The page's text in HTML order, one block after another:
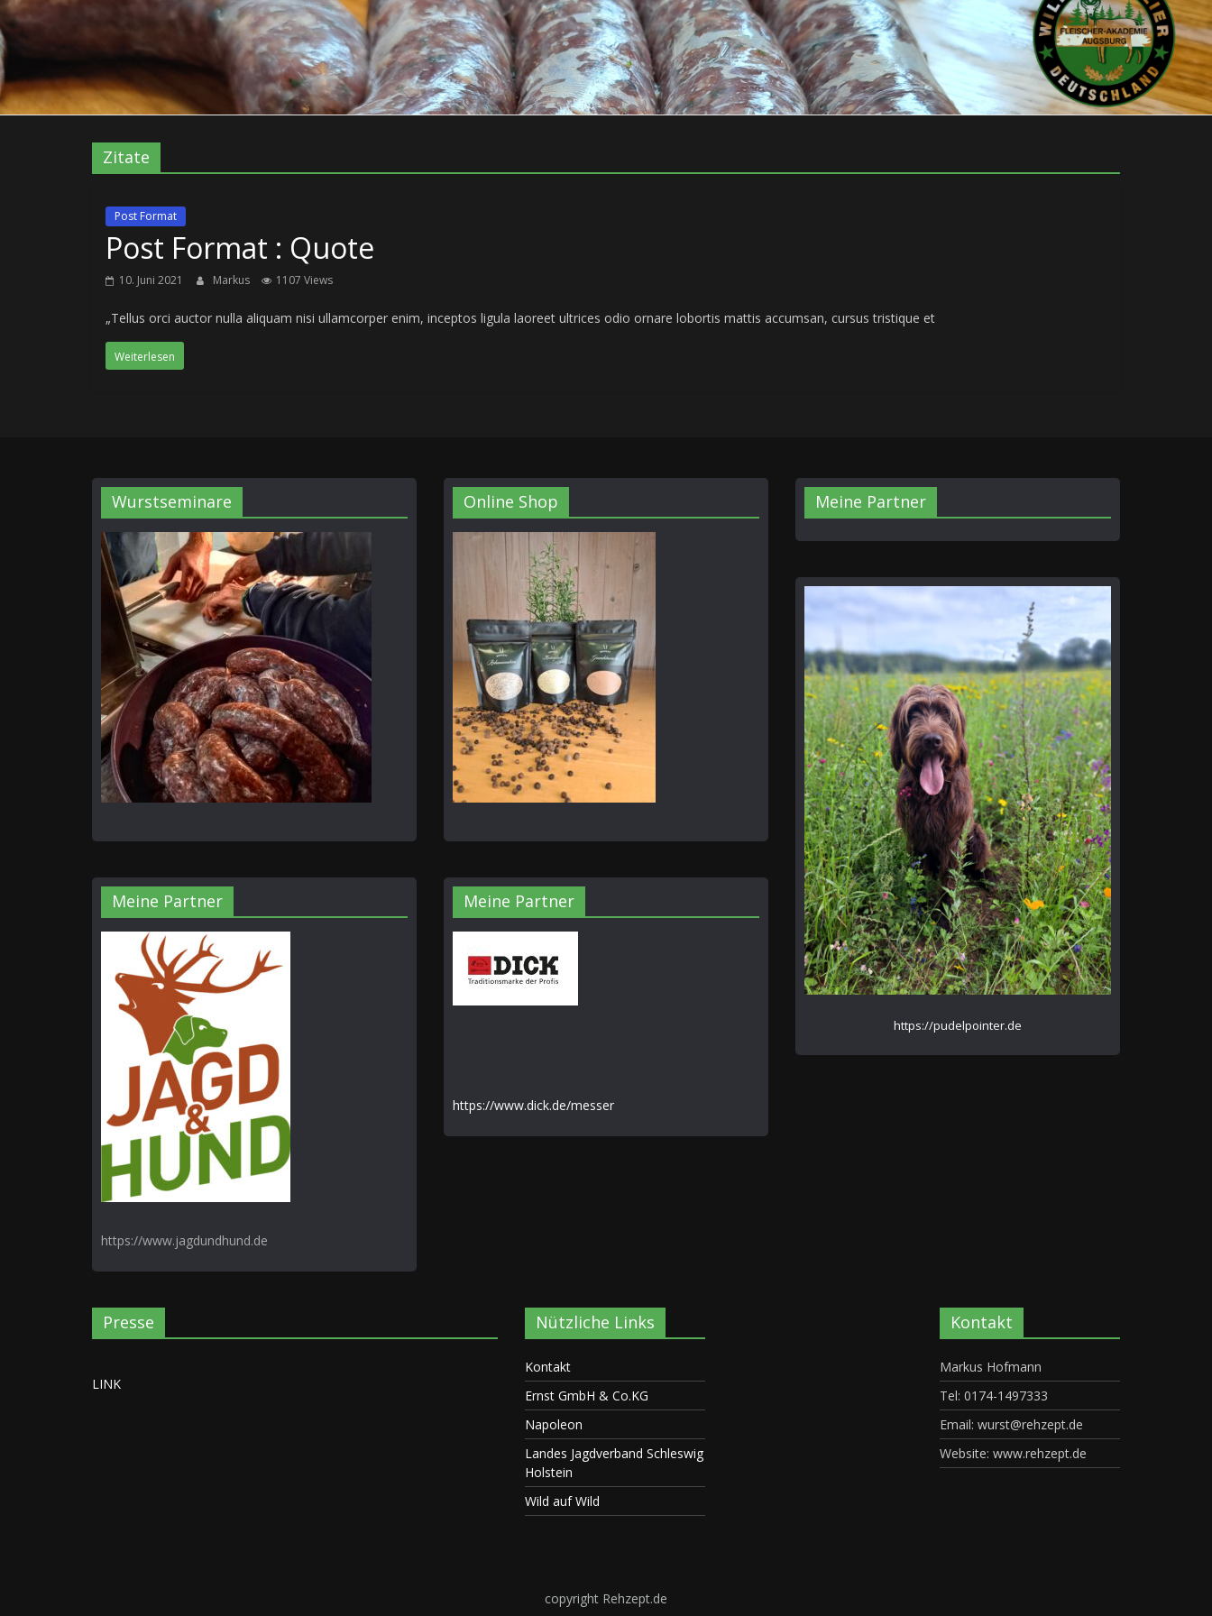
Zitate
Post Format
Post Format : Quote
10. Juni 2021 Markus 1107 Views
„Tellus orci auctor nulla aliquam nisi ullamcorper enim, inceptos ligula laoreet ultrices odio ornare lobortis mattis accumsan, cursus tristique et
Weiterlesen
Wurstseminare
Meine Partner
https://www.jagdundhund.de
Online Shop
Meine Partner
https://www.dick.de/messer
Meine Partner
https://pudelpointer.de
Presse
LINK
Nützliche Links
Kontakt
Ernst GmbH & Co.KG
Napoleon
Landes Jagdverband Schleswig
Holstein
Wild auf Wild
Kontakt
Markus Hofmann
Tel: 0174-1497333
Email: wurst@rehzept.de
Website: www.rehzept.de
copyright Rehzept.de